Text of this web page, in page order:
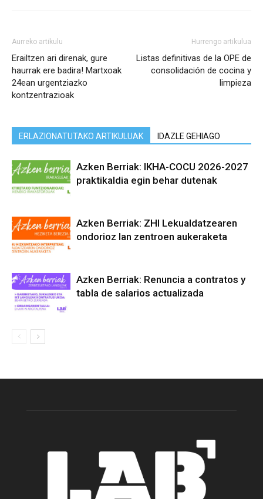
Aurreko artikulu
Erailtzen ari direnak, gure
haurrak ere badira! Martxoak
24ean urgentziazko
kontzentrazioak
Hurrengo artikulua
Listas definitivas de la OPE de
consolidación de cocina y
limpieza
ERLAZIONATUTAKO ARTIKULUAK IDAZLE GEHIAGO
Azken Berriak: IKHA-COCU 2026-2027
praktikaldia egin behar dutenak
Azken Berriak: ZHI Lekualdatzearen
ondorioz lan zentroen aukeraketa
Azken Berriak: Renuncia a contratos y
tabla de salarios actualizada